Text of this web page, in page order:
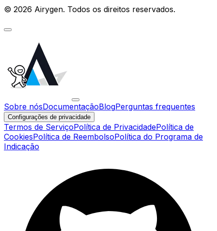
© 2026 Airygen. Todos os direitos reservados.
Sobre nósDocumentaçãoBlogPerguntas frequentes
Configurações de privacidade
Termos de ServiçoPolítica de PrivacidadePolítica de
CookiesPolítica de ReembolsoPolítica do Programa de
Indicação